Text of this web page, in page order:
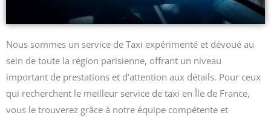
Nous sommes un service de Taxi expérimenté et dévoué au
sein de toute la région parisienne, offrant un niveau
important de prestations et d’attention aux détails. Pour ceux
qui recherchent le meilleur service de taxi en Île de France,
vous le trouverez grâce à notre équipe compétente et